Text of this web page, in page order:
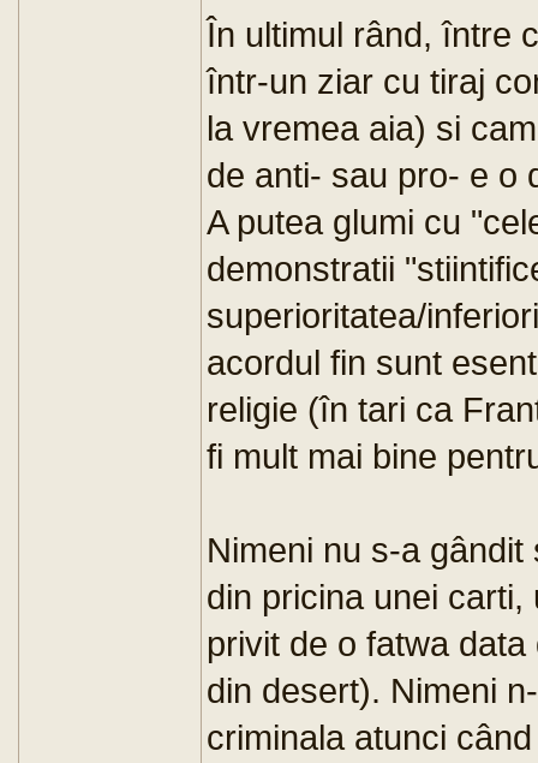
În ultimul rând, între
într-un ziar cu tiraj
la vremea aia) si
de anti- sau pro- e o
A putea glumi cu
demonstratii
superioritatea/
acordul fin sunt
religie (în tari ca
fi mult mai bine
Nimeni nu s-a
din pricina unei
privit de o fatwa
din desert). Nimeni
criminala atunci